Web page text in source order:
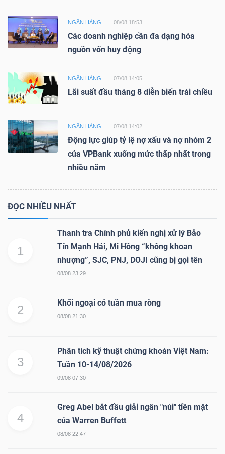
NGÂN HÀNG 08/08 18:53
Các doanh nghiệp cần đa dạng hóa
nguồn vốn huy động
NGÂN HÀNG 07/08 14:05
Lãi suất đầu tháng 8 diễn biến trái chiều
NGÂN HÀNG 07/08 14:02
Động lực giúp tỷ lệ nợ xấu và nợ nhóm 2
của VPBank xuống mức thấp nhất trong
nhiều năm
ĐỌC NHIỀU NHẤT
1
Thanh tra Chính phủ kiến nghị xử lý Bảo
Tín Mạnh Hải, Mi Hồng “không khoan
nhượng”, SJC, PNJ, DOJI cũng bị gọi tên
08/08 23:29
2
Khối ngoại có tuần mua ròng
08/08 21:30
3
Phân tích kỹ thuật chứng khoán Việt Nam:
Tuần 10-14/08/2026
09/08 07:30
4
Greg Abel bắt đầu giải ngân "núi" tiền mặt
của Warren Buffett
08/08 22:47